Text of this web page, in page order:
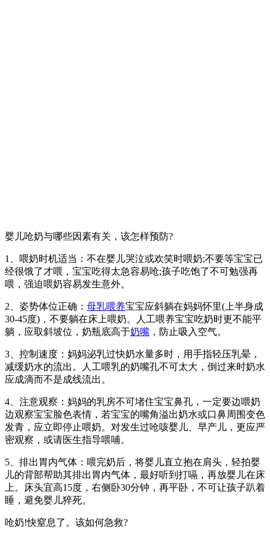
婴儿呛奶与哪些因素有关，该怎样预防?
1、喂奶时机适当：不在婴儿哭泣或欢笑时喂奶;不要等宝宝已
经很饿了才喂，宝宝吃得太急容易呛;孩子吃饱了不可勉强再
喂，强迫喂奶容易发生意外。
2、姿势体位正确： 母乳喂养宝宝应斜躺在妈妈怀里(上半身成
30-45度)，不要躺在床上喂奶。人工喂养宝宝吃奶时更不能平
躺，应取斜坡位，奶瓶底高于奶嘴 ，防止吸入空气。
3、控制速度：妈妈泌乳过快奶水量多时，用手指轻压乳晕，
减缓奶水的流出。人工喂乳的奶嘴孔不可太大，倒过来时奶水
应成滴而不是成线流出。
4、注意观察：妈妈的乳房不可堵住宝宝鼻孔，一定要边喂奶
边观察宝宝脸色表情，若宝宝的嘴角溢出奶水或口鼻周围变色
发青，应立即停止喂奶。对发生过呛咳婴儿、早产儿，更应严
密观察，或请医生指导喂哺。
5、排出胃内气体：喂完奶后，将婴儿直立抱在肩头，轻拍婴
儿的背部帮助其排出胃内气体，最好听到打嗝，再放婴儿在床
上。床头宜高15度，右侧卧30分钟，再平卧，不可让孩子趴着
睡，避免婴儿猝死。
呛奶!快窒息了。该如何急救?